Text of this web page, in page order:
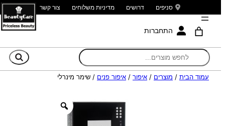
סניפים דרושים מדיניות משלוחים צור קשר
התחברות
עמוד הבית / מוצרים / איפור / איפור פנים / שימר מינרלי